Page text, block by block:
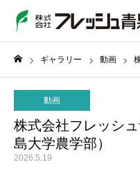
ギャラリー 動画
動画
株式会社フレッシ
島大学農学部）
2026.5.19